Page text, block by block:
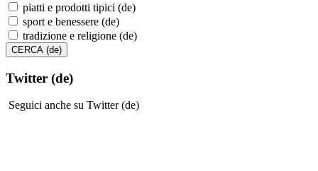
piatti e prodotti tipici (de)
sport e benessere (de)
tradizione e religione (de)
Twitter (de)
Seguici anche su Twitter (de)